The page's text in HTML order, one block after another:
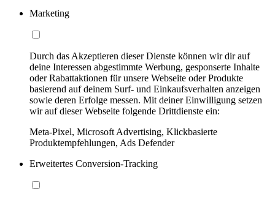
Marketing
Durch das Akzeptieren dieser Dienste können wir dir auf
deine Interessen abgestimmte Werbung, gesponserte Inhalte
oder Rabattaktionen für unsere Webseite oder Produkte
basierend auf deinem Surf- und Einkaufsverhalten anzeigen
sowie deren Erfolge messen. Mit deiner Einwilligung setzen
wir auf dieser Webseite folgende Drittdienste ein:
Meta-Pixel, Microsoft Advertising, Klickbasierte
Produktempfehlungen, Ads Defender
Erweitertes Conversion-Tracking